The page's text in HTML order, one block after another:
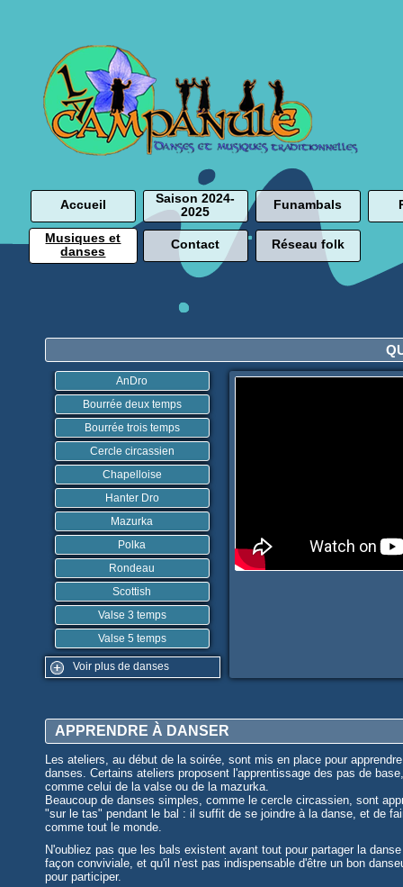
Accueil
Saison 2024-
2025
Funambals
Musiques et
danses
Contact Réseau folk
AnDro
Bourrée deux temps
Bourrée trois temps
Cercle circassien
Chapelloise
Hanter Dro
Mazurka
Polka
Rondeau
Scottish
Valse 3 temps
Valse 5 temps
Voir plus de danses
APPRENDRE À DANSER
Les ateliers, au début de la soirée, sont mis en place pour
danses. Certains ateliers proposent l'apprentissage des pas de base,
comme celui de la valse ou de la mazurka.
Beaucoup de danses simples, comme le cercle circassien, sont
"sur le tas" pendant le bal : il suffit de se joindre à la danse, et de
comme tout le monde.
N'oubliez pas que les bals existent avant tout pour partager la
façon conviviale, et qu'il n'est pas indispensable d'être un bon
pour participer.